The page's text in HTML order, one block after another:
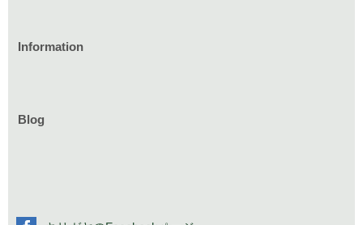
家づくりのイベント情報
Information
お知らせ一覧
Blog